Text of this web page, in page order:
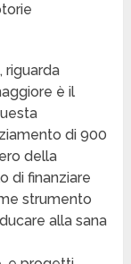
riguarda
è il
di 900
della
di finanziare
strumento
alla sana